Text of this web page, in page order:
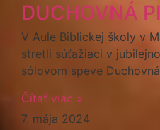
DUCHOVNÁ
V Aule Biblickej školy v
stretli súťažiaci v
sólovom speve
Čítať viac »
7. mája 2024